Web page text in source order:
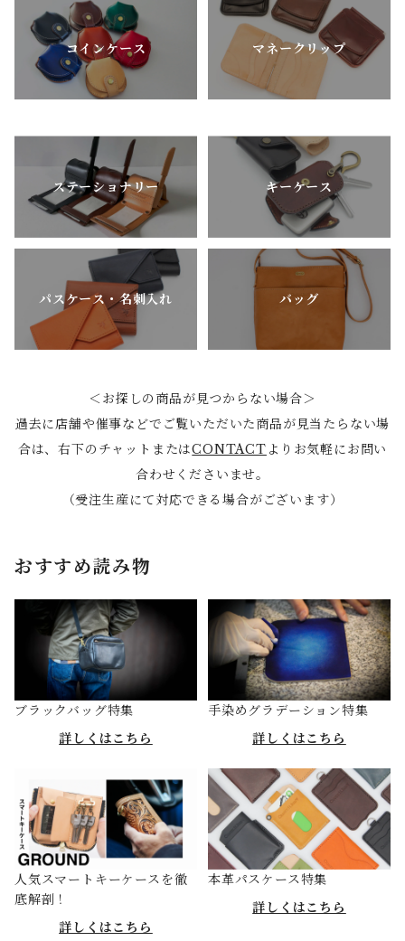
コインケース マネークリップ
ステーショナリー キーケース
パスケース・名刺入れ バッグ
＜お探しの商品が見つからない場合＞
過去に店舗や催事などでご覧いただいた商品が見当たらない場
合は、右下のチャットまたはCONTACT よりお気軽にお問い
合わせくださいませ。
（受注生産にて対応できる場合がございます）
おすすめ読み物
ブラックバッグ特集
詳しくはこちら
手染めグラデーション特集
詳しくはこちら
人気スマートキーケースを徹
底解剖！
詳しくはこちら
本革パスケース特集
詳しくはこちら